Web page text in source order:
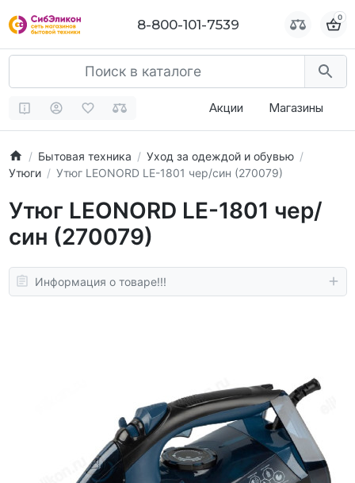
8-800-101-7539 0
Акции Магазины
Бытовая техника
Уход за одеждой и обувью
Утюги
Утюг LEONORD LE-1801 чер/син (270079)
Утюг LEONORD LE-1801 чер/
син (270079)
Информация о товаре!!!
8-800-101-7539 0